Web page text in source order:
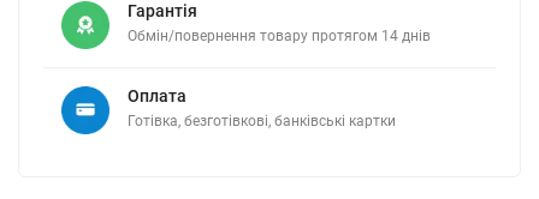
Гарантія
Обмін/повернення товару протягом 14 днів
Оплата
Готівка, безготівкові, банківські картки